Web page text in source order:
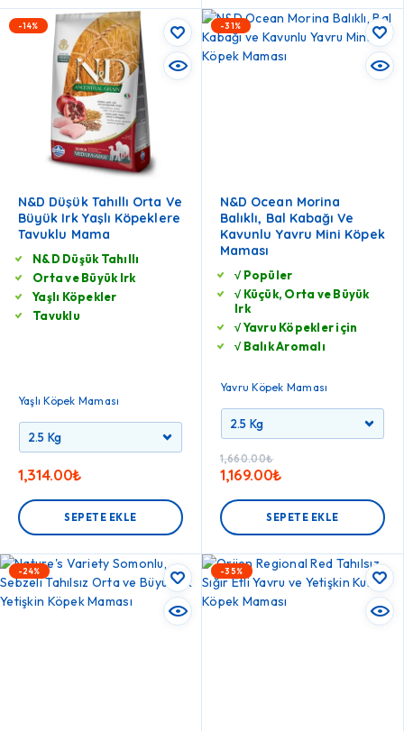
-14%
N&D Düşük Tahıllı Orta Ve
Büyük Irk Yaşlı Köpeklere
Tavuklu Mama
N&D Düşük Tahıllı
Orta ve Büyük Irk
Yaşlı Köpekler
Tavuklu
Yaşlı Köpek Maması
1,314.00₺
SEPETE EKLE
-31%
N&D Ocean Morina
Balıklı, Bal Kabağı Ve
Kavunlu Yavru Mini Köpek
Maması
√ Popüler
√ Küçük, Orta ve Büyük
Irk
√ Yavru Köpekler için
√ Balık Aromalı
Yavru Köpek Maması
1,660.00₺
1,169.00₺
SEPETE EKLE
-24% -35%